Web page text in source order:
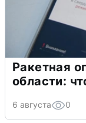
Ракетная
области:
6 августа 0